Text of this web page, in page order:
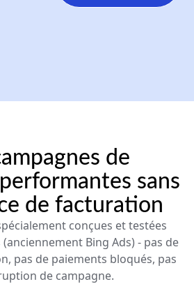
de
sans
de facturation
conçues et testées
Bing Ads) - pas de
pas de paiements bloqués, pas
de campagne.